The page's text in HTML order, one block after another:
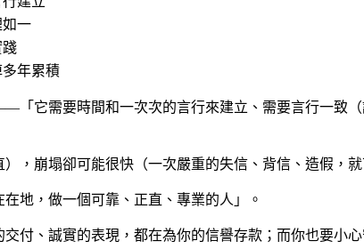
一
踐
年累積
它需要時間和一次次的言行來建立、需要言行一致
崩塌卻可能很快（一次嚴重的失信、背信、造假，就
地，做一個可靠、正直、專業的人」。
、誠實的表現，都在為你的信譽存款；而你也要小